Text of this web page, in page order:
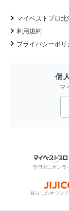
マイベストプロ北
利用規約
プライバシーポリ
個
マ
専門家にオンラ
暮らしのオウン